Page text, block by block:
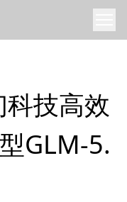
技高效
GLM-5.